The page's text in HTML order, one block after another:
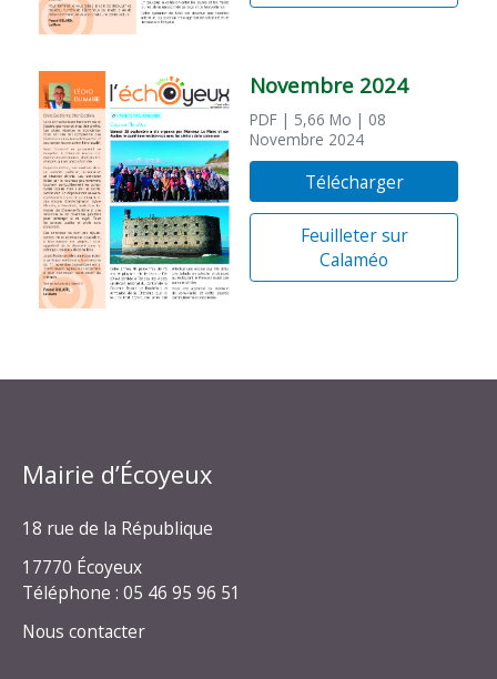
Novembre 2024
PDF | 5,66 Mo | 08
Novembre 2024
Télécharger
Feuilleter sur
Calaméo
Mairie d’Écoyeux
18 rue de la République
17770 Écoyeux
Téléphone : 05 46 95 96 51
Nous contacter